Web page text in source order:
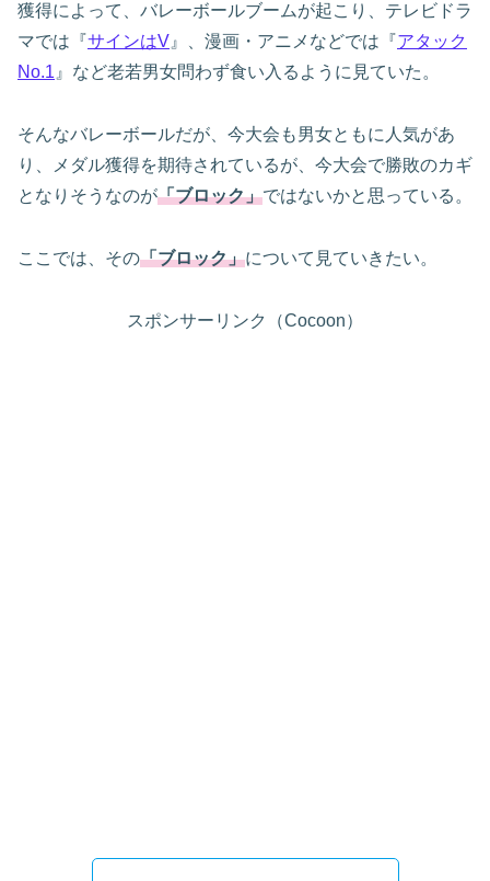
獲得によって、バレーボールブームが起こり、テレビドラ
マでは『サインはV 』、漫画・アニメなどでは『アタック
No.1 』など老若男女問わず食い入るように見ていた。
そんなバレーボールだが、今大会も男女ともに人気があ
り、メダル獲得を期待されているが、今大会で勝敗のカギ
となりそうなのが「ブロック」ではないかと思っている。
ここでは、その「ブロック」について見ていきたい。
スポンサーリンク（Cocoon）